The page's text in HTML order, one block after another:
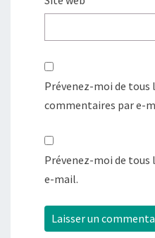
Prévenez-moi de tous
commentaires par e-
Prévenez-moi de tous
e-mail.